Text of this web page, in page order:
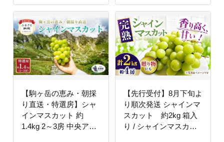
【駒ヶ岳の恵み・朝採
り直送・特選房】シャ
インマスカット 約
1.4kg 2～3房 中央アル
【先行受付】8月下旬よ
り順次発送 シャインマ
スカット 約2kg 箱入
り / シャインマスカッ